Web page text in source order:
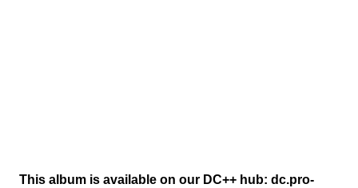
This album is available on our DC++ hub: dc.pro-